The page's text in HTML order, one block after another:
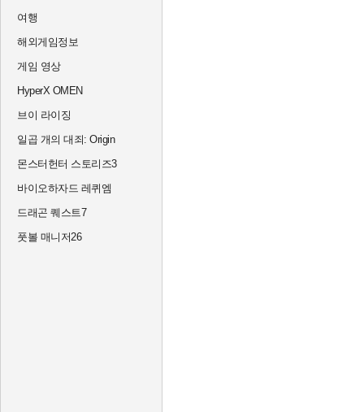
여행
해외게임정보
게임 영상
HyperX OMEN
브이 라이징
일곱 개의 대죄: Origin
몬스터헌터 스토리즈3
바이오하자드 레퀴엠
드래곤 퀘스트7
풋볼 매니저26